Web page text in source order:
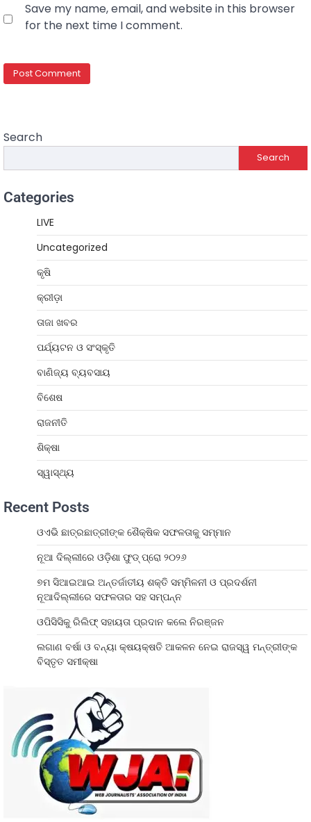
Save my name, email, and website in this browser
for the next time I comment.
Search
Search
Categories
LIVE
Uncategorized
କୃଷି
କ୍ରୀଡ଼ା
ତାଜା ଖବର
ପର୍ଯ୍ୟଟନ ଓ ସଂସ୍କୃତି
ବାଣିଜ୍ୟ ବ୍ୟବସାୟ
ବିଶେଷ
ରାଜନୀତି
ଶିକ୍ଷା
ସ୍ୱାସ୍ଥ୍ୟ
Recent Posts
ଓଏଭି ଛାତ୍ରଛାତ୍ରୀଙ୍କ ଶୈକ୍ଷିକ ସଫଳତାକୁ ସମ୍ମାନ
ନୂଆ ଦିଲ୍ଲୀରେ ଓଡ଼ିଶା ଫୁଡ୍ ପ୍ରୋ ୨୦୨୬
୭ମ ସିଆଇଆଇ ଅନ୍ତର୍ଜାତୀୟ ଶକ୍ତି ସମ୍ମିଳନୀ ଓ ପ୍ରଦର୍ଶନୀ
ନୂଆଦିଲ୍ଲୀରେ ସଫଳତାର ସହ ସମ୍ପନ୍ନ
ଓପିସିସିକୁ ରିଲିଫ୍ ସହାୟତା ପ୍ରଦାନ କଲେ ନିରଞ୍ଜନ
ଲଗାଣ ବର୍ଷା ଓ ବନ୍ୟା କ୍ଷୟକ୍ଷତି ଆକଳନ ନେଇ ରାଜସ୍ୱ ମନ୍ତ୍ରୀଙ୍କ
ବିସ୍ତୃତ ସମୀକ୍ଷା